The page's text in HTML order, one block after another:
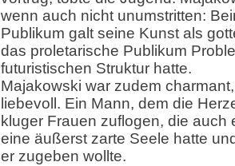
wenn auch nicht unumstritten:
Publikum galt seine Kunst als
das proletarische Publikum
futuristischen Struktur hatte.
Majakowski war zudem
liebevoll. Ein Mann, dem die
kluger Frauen zuflogen, die auch
eine äußerst zarte Seele hatte
er zugeben wollte.